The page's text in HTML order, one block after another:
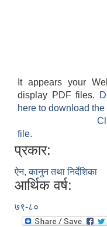
It appears your
display PDF files.
here to download
file.
प्रकार:
ऐन, कानुन तथा निर्देशिका
आर्थिक वर्ष:
७९-८०